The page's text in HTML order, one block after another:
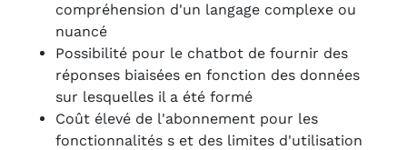
compréhension d'un langage complexe ou
nuancé
Possibilité pour le chatbot de fournir des
réponses biaisées en fonction des données
sur lesquelles il a été formé
Coût élevé de l'abonnement pour les
fonctionnalités s et des limites d'utilisation